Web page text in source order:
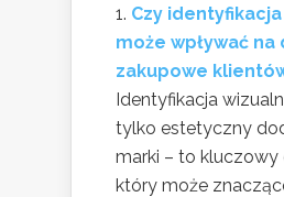
Czy
może wpływać na
zakupowe
Identyfikacja
tylko estetyczny
marki – to kluczowy
który może